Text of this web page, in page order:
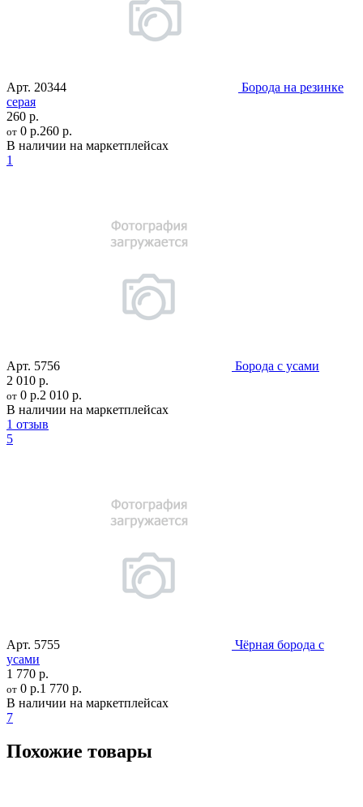
Арт. 20344
Борода на резинке
серая
260 р.
от 0 р.260 р.
В наличии на маркетплейсах
1
Арт. 5756
Борода с усами
2 010 р.
от 0 р.2 010 р.
В наличии на маркетплейсах
1 отзыв
5
Арт. 5755
Чёрная борода с
усами
1 770 р.
от 0 р.1 770 р.
В наличии на маркетплейсах
7
Похожие товары